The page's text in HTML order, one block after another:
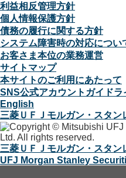
利益相反管理方針
個人情報保護方針
債務の履行に関する方針
システム障害時の対応につい
お客さま本位の業務運営
サイトマップ
本サイトのご利用にあたって
SNS公式アカウントガイドラ
English
三菱ＵＦＪモルガン・スタン
三菱ＵＦＪモルガン・スタン
UFJ Morgan Stanley